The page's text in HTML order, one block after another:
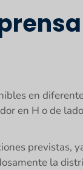
en
en H o de
previstas,
la